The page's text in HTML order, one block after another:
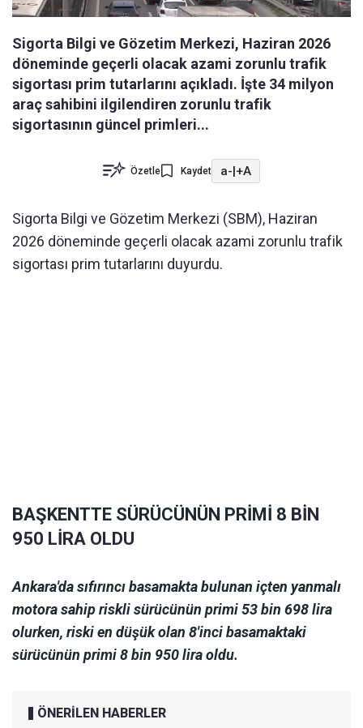
Sigorta Bilgi ve Gözetim Merkezi, Haziran 2026
döneminde geçerli olacak azami zorunlu trafik
sigortası prim tutarlarını açıkladı. İşte 34 milyon
araç sahibini ilgilendiren zorunlu trafik
sigortasının güncel primleri...
Özetle Kaydet a-|+A
Sigorta Bilgi ve Gözetim Merkezi (SBM), Haziran
2026 döneminde geçerli olacak azami zorunlu trafik
sigortası prim tutarlarını duyurdu.
BAŞKENTTE SÜRÜCÜNÜN PRİMİ 8 BİN
950 LİRA OLDU
Ankara'da sıfırıncı basamakta bulunan içten yanmalı
motora sahip riskli sürücünün primi 53 bin 698 lira
olurken, riski en düşük olan 8'inci basamaktaki
sürücünün primi 8 bin 950 lira oldu.
ÖNERİLEN HABERLER